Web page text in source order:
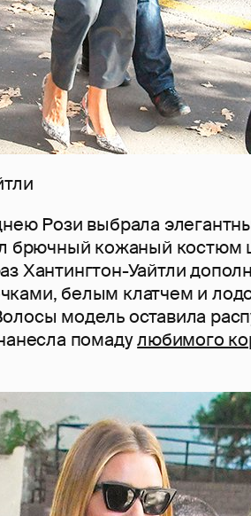
Рози выбрала
брючный кожаный костюм
Хантингтон-Уайтли
белым клатчем и
модель оставила
помадулюбимого